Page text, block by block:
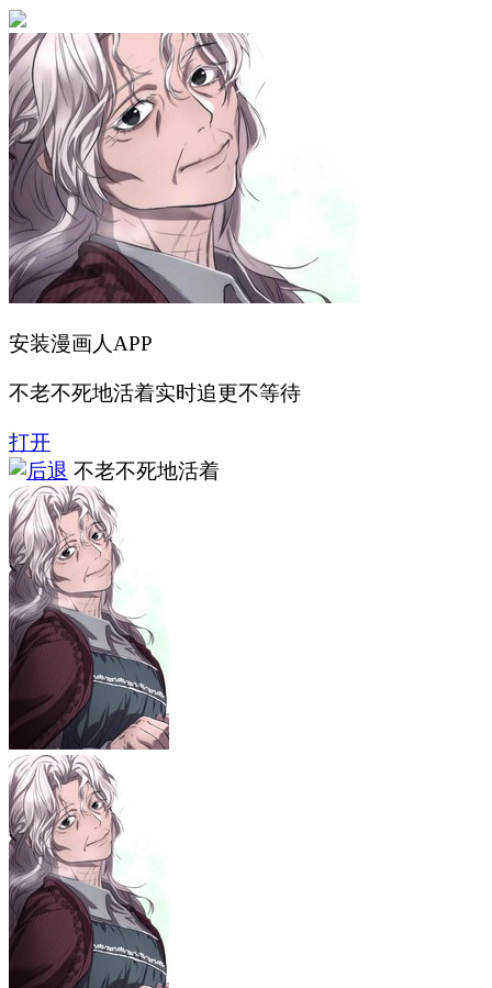
安装漫画人APP
不老不死地活着实时追更不等待
打开
不老不死地活着